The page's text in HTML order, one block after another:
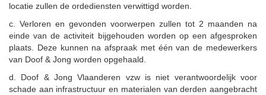
locatie zullen de ordediensten verwittigd worden.
c. Verloren en gevonden voorwerpen zullen tot 2 maanden na
einde van de activiteit bijgehouden worden op een afgesproken
plaats. Deze kunnen na afspraak met één van de medewerkers
van Doof & Jong worden opgehaald.
d. Doof & Jong Vlaanderen vzw is niet verantwoordelijk voor
schade aan infrastructuur en materialen van derden aangebracht